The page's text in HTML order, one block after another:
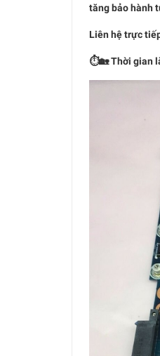
tăng bảo hành
Liên hệ trực
⏱🏡 Thời gian